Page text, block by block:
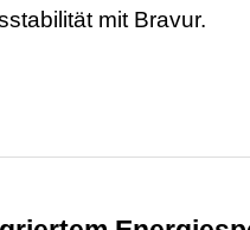
mit Bravur.